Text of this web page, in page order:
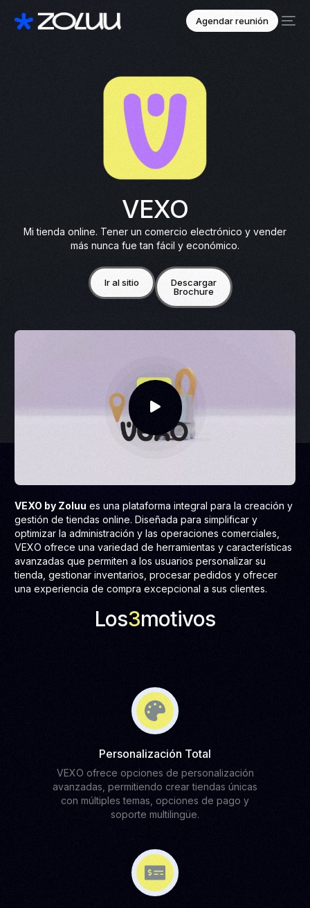
Agendar reunión
VEXO
Mi tienda online. Tener un comercio electrónico y vender
más nunca fue tan fácil y económico.
Ir al sitio
Descargar
Brochure
VEXO by Zoluu es una plataforma integral para la creación y
gestión de tiendas online. Diseñada para simplificar y
optimizar la administración y las operaciones comerciales,
VEXO ofrece una variedad de herramientas y características
avanzadas que permiten a los usuarios personalizar su
tienda, gestionar inventarios, procesar pedidos y ofrecer
una experiencia de compra excepcional a sus clientes.
Los3motivos
Personalización Total
VEXO ofrece opciones de personalización
avanzadas, permitiendo crear tiendas únicas
con múltiples temas, opciones de pago y
soporte multilingüe.